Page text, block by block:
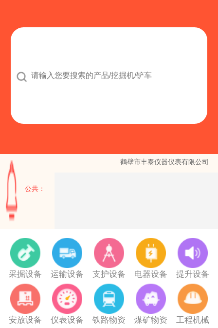

公共：
有限公司 鹤壁市丰泰仪器仪表有限公司
采掘设备 运输设备 支护设备 电器设备 提升设备
安放设备 仪表设备 铁路物资 煤矿物资 工程机械